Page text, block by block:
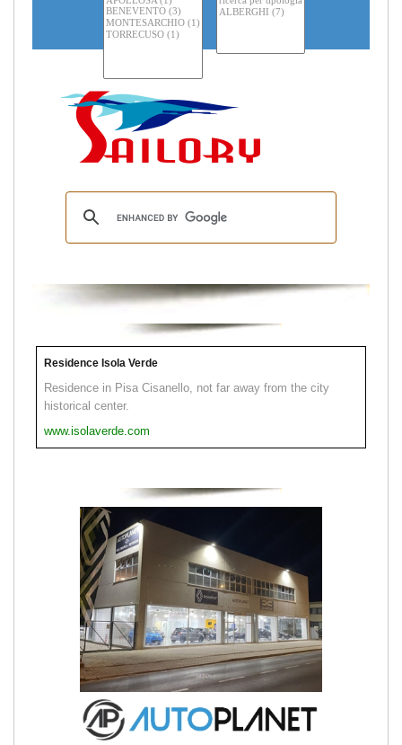
Residence Isola Verde
Residence in Pisa Cisanello, not far away from the city
historical center.
www.isolaverde.com